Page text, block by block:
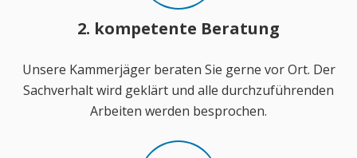
2. kompetente Beratung
Unsere Kammerjäger beraten Sie gerne vor Ort. Der
Sachverhalt wird geklärt und alle durchzuführenden
Arbeiten werden besprochen.